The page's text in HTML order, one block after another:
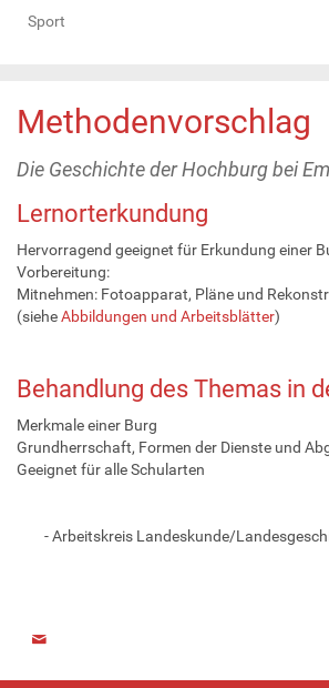
Sport
Methodenvorschlag
Die Geschichte der Hochburg bei
Lernorterkundung
Hervorragend geeignet für Erkundung einer
Vorbereitung:
Mitnehmen: Fotoapparat, Pläne und
(sieheAbbildungen und Arbeitsblätter)
Behandlung des Themas in
Merkmale einer Burg
Grundherrschaft, Formen der Dienste und
Geeignet für alle Schularten
- Arbeitskreis Landeskunde/